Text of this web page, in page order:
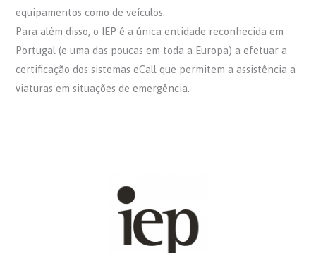
equipamentos como de veículos.
Para além disso, o IEP é a única entidade reconhecida em
Portugal (e uma das poucas em toda a Europa) a efetuar a
certificação dos sistemas eCall que permitem a assistência a
viaturas em situações de emergência.